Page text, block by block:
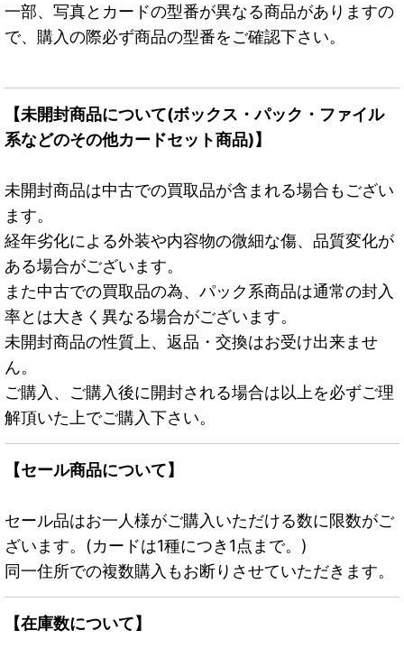
一部、写真とカードの型番が異なる商品がありますの
で、購入の際必ず商品の型番をご確認下さい。
【未開封商品について(ボックス・パック・ファイル
系などのその他カードセット商品)】
未開封商品は中古での買取品が含まれる場合もござい
ます。
経年劣化による外装や内容物の微細な傷、品質変化が
ある場合がございます。
また中古での買取品の為、パック系商品は通常の封入
率とは大きく異なる場合がございます。
未開封商品の性質上、返品・交換はお受け出来ませ
ん。
ご購入、ご購入後に開封される場合は以上を必ずご理
解頂いた上でご購入下さい。
【セール商品について】
セール品はお一人様がご購入いただける数に限数がご
ざいます。(カードは1種につき1点まで。)
同一住所での複数購入もお断りさせていただきます。
【在庫数について】